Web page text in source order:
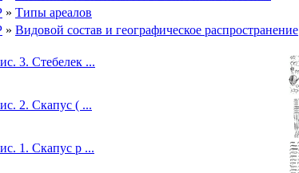
» Типы ареалов
» Видовой состав и географическое распространение
3. Стебелек ...
2. Скапус ( ...
1. Скапус р ...